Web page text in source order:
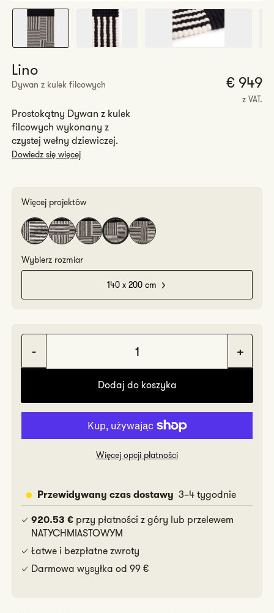
Lino
Dywan z kulek filcowych € 949
z VAT.
Prostokątny Dywan z kulek
filcowych wykonany z
czystej wełny dziewiczej.
Dowiedz się więcej
Więcej projektów
Wybierz rozmiar
140 x 200 cm
Dodaj do koszyka
Lino
Lino
Więcej opcji płatności
Przewidywany czas dostawy 3–4 tygodnie
920.53 € przy płatności z góry lub przelewem
NATYCHMIASTOWYM
Łatwe i bezpłatne zwroty
Darmowa wysyłka od 99 €